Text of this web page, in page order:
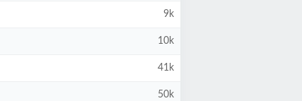
9k
10k
41k
50k